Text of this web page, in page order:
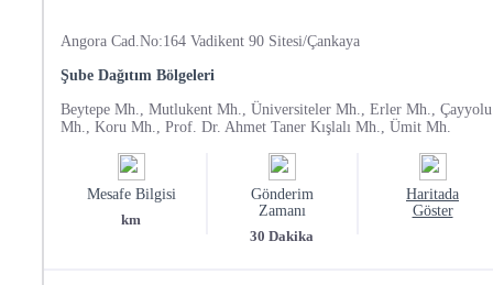
Angora Cad.No:164 Vadikent 90 Sitesi/Çankaya
Şube Dağıtım Bölgeleri
Beytepe Mh., Mutlukent Mh., Üniversiteler Mh., Erler Mh., Çayyolu
Mh., Koru Mh., Prof. Dr. Ahmet Taner Kışlalı Mh., Ümit Mh.
Mesafe Bilgisi
km
Gönderim
Zamanı
30 Dakika
Haritada
Göster